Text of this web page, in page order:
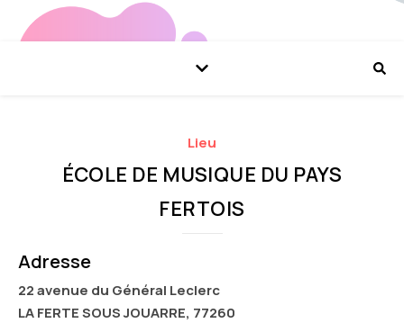
Lieu
ÉCOLE DE MUSIQUE DU PAYS
FERTOIS
Adresse
22 avenue du Général Leclerc
LA FERTE SOUS JOUARRE, 77260